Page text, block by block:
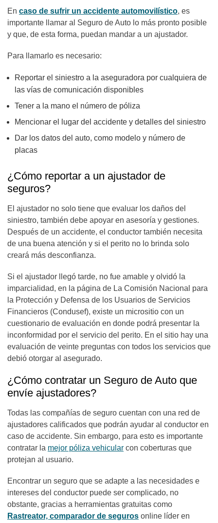
En caso de sufrir un accidente automovilístico, es
importante llamar al Seguro de Auto lo más pronto posible
y que, de esta forma, puedan mandar a un ajustador.
Para llamarlo es necesario:
Reportar el siniestro a la aseguradora por cualquiera de
las vías de comunicación disponibles
Tener a la mano el número de póliza
Mencionar el lugar del accidente y detalles del siniestro
Dar los datos del auto, como modelo y número de
placas
¿Cómo reportar a un ajustador de
seguros?
El ajustador no solo tiene que evaluar los daños del
siniestro, también debe apoyar en asesoría y gestiones.
Después de un accidente, el conductor también necesita
de una buena atención y si el perito no lo brinda solo
creará más desconfianza.
Si el ajustador llegó tarde, no fue amable y olvidó la
imparcialidad, en la página de La Comisión Nacional para
la Protección y Defensa de los Usuarios de Servicios
Financieros (Condusef), existe un micrositio con un
cuestionario de evaluación en donde podrá presentar la
inconformidad por el servicio del perito. En el sitio hay una
evaluación de veinte preguntas con todos los servicios que
debió otorgar al asegurado.
¿Cómo contratar un Seguro de Auto que
envíe ajustadores?
Todas las compañías de seguro cuentan con una red de
ajustadores calificados que podrán ayudar al conductor en
caso de accidente. Sin embargo, para esto es importante
contratar la mejor póliza vehicular con coberturas que
protejan al usuario.
Encontrar un seguro que se adapte a las necesidades e
intereses del conductor puede ser complicado, no
obstante, gracias a herramientas gratuitas como
Rastreator, comparador de seguros online líder en